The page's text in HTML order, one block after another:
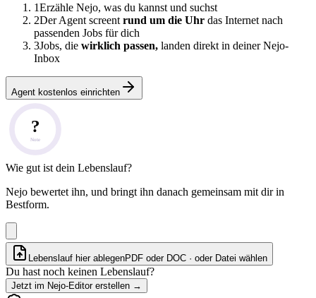
1Erzähle Nejo, was du kannst und suchst
2Der Agent screent rund um die Uhr das Internet nach
passenden Jobs für dich
3Jobs, die wirklich passen, landen direkt in deiner Nejo-
Inbox
Agent kostenlos einrichten
?
Note
Wie gut ist dein Lebenslauf?
Nejo bewertet ihn, und bringt ihn danach gemeinsam mit dir in
Bestform.
Lebenslauf hier ablegenPDF oder DOC · oder Datei wählen
Du hast noch keinen Lebenslauf?
Jetzt im Nejo-Editor erstellen →